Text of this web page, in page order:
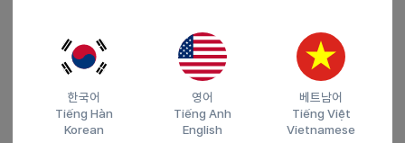
한국어
Tiếng Hàn
Korean
영어
Tiếng Anh
English
베트남어
Tiếng Việt
Vietnamese
경상북도 외국인 인력 채용관
경상북도와 경북테크노파크가 경북 우수기업 외국인 인재
채용 지원